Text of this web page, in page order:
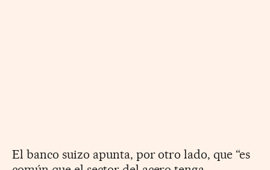
El banco suizo apunta, por otro lado, que “es